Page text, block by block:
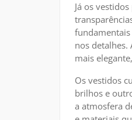
Já os
nos
mais
Os vestidos
brilhos e
a atmosfera